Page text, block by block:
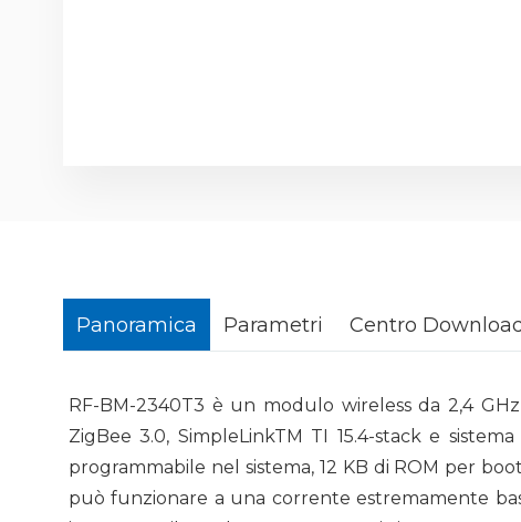
Panoramica Parametri Centro Download
RF-BM-2340T3 è un modulo wireless da 2,4
ZigBee 3.0, SimpleLinkTM TI 15.4-stack e
programmabile nel sistema, 12 KB di ROM per
può funzionare a una corrente estremamente